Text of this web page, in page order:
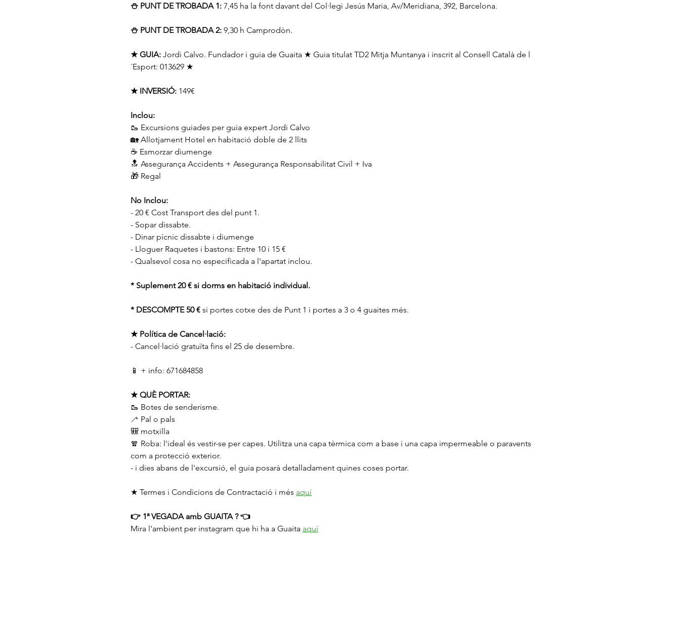
⛄️ PUNT DE TROBADA 1: 7,45 ha la font davant del Col·legi Jesús Maria, Av/Meridiana, 392, Barcelona.
⛄️ PUNT DE TROBADA 2: 9,30 h Camprodòn.
★ GUIA: Jordi Calvo. Fundador i guia de Guaita ★ Guia titulat TD2 Mitja Muntanya i inscrit al Consell Català de l
´Esport: 013629 ★
★ INVERSIÓ: 149€
Inclou:
🥾 Excursions guiades per guia expert Jordi Calvo
🏡 Allotjament Hotel en habitació doble de 2 llits
☕️ Esmorzar diumenge
🔝 Assegurança Accidents + Assegurança Responsabilitat Civil + Iva
🎁 Regal
No Inclou:
- 20 € Cost Transport des del punt 1.
- Sopar dissabte.
- Dinar pícnic dissabte i diumenge
- Lloguer Raquetes i bastons: Entre 10 i 15 €
- Qualsevol cosa no especificada a l'apartat inclou.
* Suplement 20 € si dorms en habitació individual.
* DESCOMPTE 50 € si portes cotxe des de Punt 1 i portes a 3 o 4 guaites més.
★ Política de Cancel·lació:
- Cancel·lació gratuïta fins el 25 de desembre.
📱 + info: 671684858
★ QUÈ PORTAR:
🥾 Botes de senderisme.
🦯 Pal o pals
🎒 motxilla
🧣 Roba: l'ideal és vestir-se per capes. Utilitza una capa tèrmica com a base i una capa impermeable o paravents
com a protecció exterior.
- i dies abans de l'excursió, el guia posarà detalladament quines coses portar.
★ Termes i Condicions de Contractació i més aquí
👉 1ª VEGADA amb GUAITA ? 👈
Mira l'ambient per instagram que hi ha a Guaita aquí